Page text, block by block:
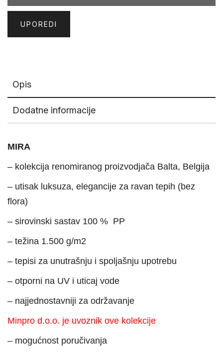
UPOREDI
Opis
Dodatne informacije
MIRA
– kolekcija renomiranog proizvodjača Balta, Belgija
– utisak luksuza, elegancije za ravan tepih (bez
flora)
– sirovinski sastav 100 % PP
– težina 1.500 g/m2
– tepisi za unutrašnju i spoljašnju upotrebu
– otporni na UV i uticaj vode
– najjednostavniji za održavanje
Minpro d.o.o. je uvoznik ove kolekcije
– mogućnost poručivanja